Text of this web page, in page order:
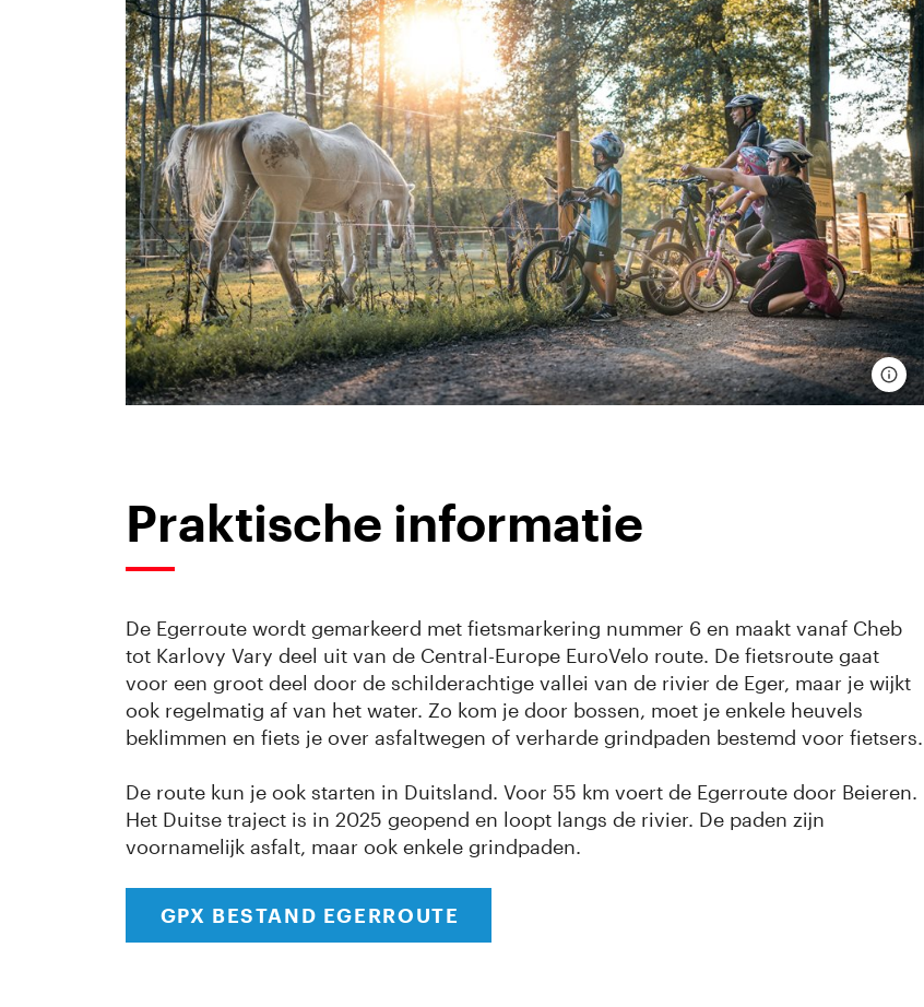
Praktische informatie
De Egerroute wordt gemarkeerd met fietsmarkering nummer 6 en maakt vanaf Cheb
tot Karlovy Vary deel uit van de Central-Europe EuroVelo route. De fietsroute gaat
voor een groot deel door de schilderachtige vallei van de rivier de Eger, maar je wijkt
ook regelmatig af van het water. Zo kom je door bossen, moet je enkele heuvels
beklimmen en fiets je over asfaltwegen of verharde grindpaden bestemd voor fietsers.
De route kun je ook starten in Duitsland. Voor 55 km voert de Egerroute door Beieren.
Het Duitse traject is in 2025 geopend en loopt langs de rivier. De paden zijn
voornamelijk asfalt, maar ook enkele grindpaden.
GPX BESTAND EGERROUTE